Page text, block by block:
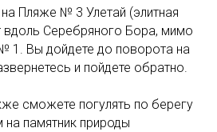
Пляже № 3 Улетай (элитная
вдоль Серебряного Бора, мимо
1. Вы дойдете до поворота на
и пойдете обратно.
сможете погулять по берегу
памятник природы